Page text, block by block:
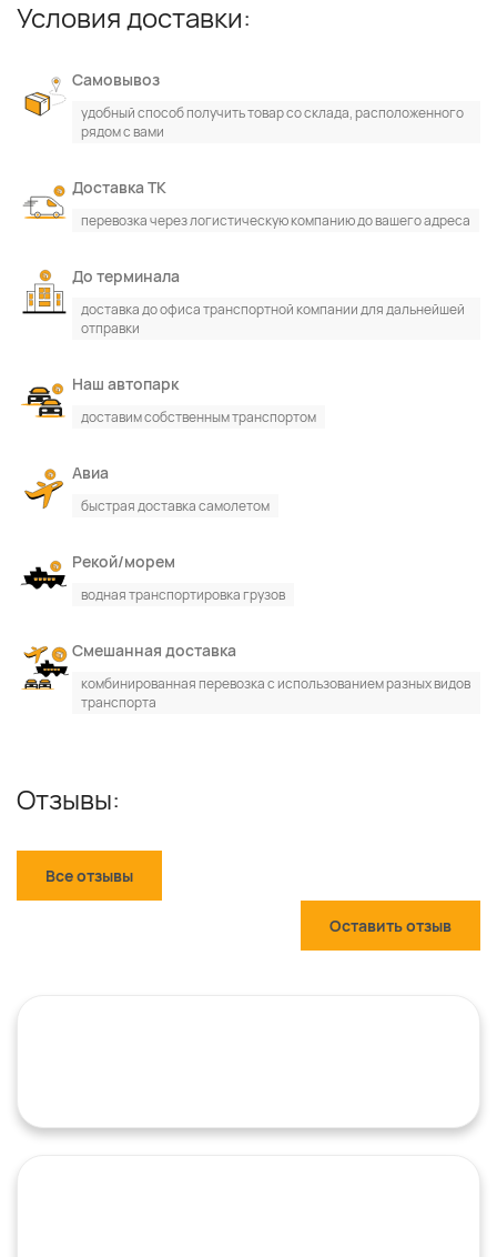
Условия доставки:
Самовывоз
удобный способ получить товар со склада, расположенного
рядом с вами
Доставка ТК
перевозка через логистическую компанию до вашего адреса
До терминала
доставка до офиса транспортной компании для дальнейшей
отправки
Наш автопарк
доставим собственным транспортом
Авиа
быстрая доставка самолетом
Рекой/морем
водная транспортировка грузов
Смешанная доставка
комбинированная перевозка с использованием разных видов
транспорта
Отзывы:
Все отзывы
Оставить отзыв
По каталогуПо сайту